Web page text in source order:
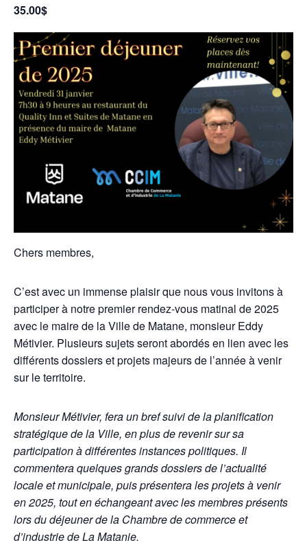
35.00$
Chers membres,
C’est avec un immense plaisir que nous vous invitons à
participer à notre premier rendez-vous matinal de 2025
avec le maire de la Ville de Matane, monsieur Eddy
Métivier. Plusieurs sujets seront abordés en lien avec les
différents dossiers et projets majeurs de l’année à venir
sur le territoire.
Monsieur Métivier, fera un bref suivi de la planification
stratégique de la Ville, en plus de revenir sur sa
participation à différentes instances politiques. Il
commentera quelques grands dossiers de l’actualité
locale et municipale, puis présentera les projets à venir
en 2025, tout en échangeant avec les membres présents
lors du déjeuner de la Chambre de commerce et
d’industrie de La Matanie.